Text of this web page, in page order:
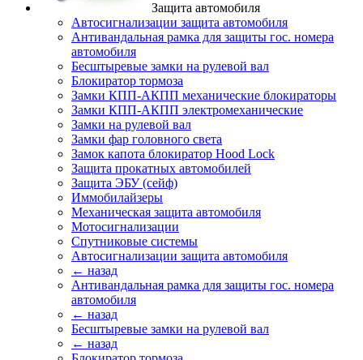
Защита автомобиля
Автосигнализации защита автомобиля
Антивандальная рамка для защиты гос. номера
автомобиля
Бесштыревые замки на рулевой вал
Блокиратор тормоза
Замки КПП-АКПП механические блокираторы
Замки КПП-АКПП электромеханические
Замки на рулевой вал
Замки фар головного света
Замок капота блокиратор Hood Lock
Защита прокатных автомобилей
Защита ЭБУ (сейф)
Иммобилайзеры
Механическая защита автомобиля
Мотосигнализации
Спутниковые системы
Автосигнализации защита автомобиля
← назад
Антивандальная рамка для защиты гос. номера
автомобиля
← назад
Бесштыревые замки на рулевой вал
← назад